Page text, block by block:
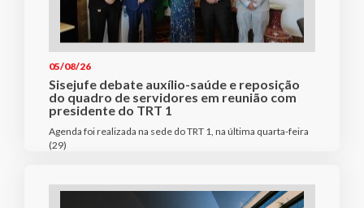
05/08/26
Sisejufe debate auxílio-saúde e reposição
do quadro de servidores em reunião com
presidente do TRT 1
Agenda foi realizada na sede do TRT 1, na última quarta-feira
(29)